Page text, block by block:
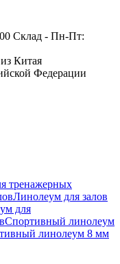
Склад - Пн-Пт:
Китая
Федерации
тренажерных
Линолеум для залов
для
Спортивный линолеум
линолеум 8 мм